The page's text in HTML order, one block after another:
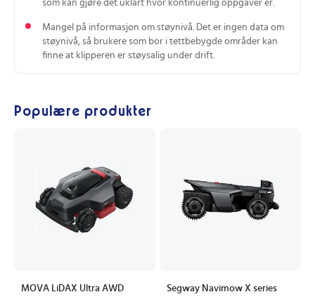
som kan gjøre det uklart hvor kontinuerlig oppgaver er.
Mangel på informasjon om støynivå. Det er ingen data om
støynivå, så brukere som bor i tettbebygde områder kan
finne at klipperen er støysalig under drift.
Populære produkter
MOVA LiDAX Ultra AWD
Segway Navimow X series